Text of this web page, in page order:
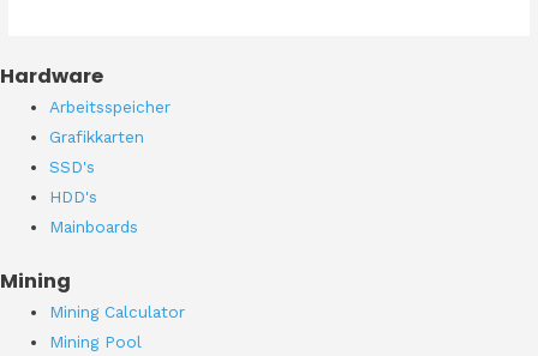
Hardware
Arbeitsspeicher
Grafikkarten
SSD's
HDD's
Mainboards
Mining
Mining Calculator
Mining Pool